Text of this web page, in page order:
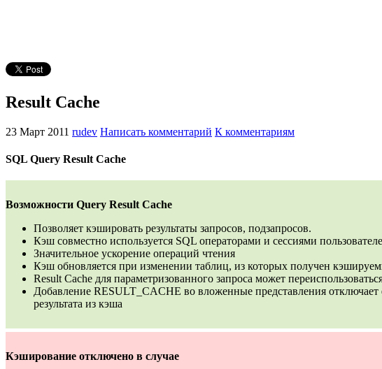
Result Cache
23 Март 2011 rudev Написать комментарий К комментариям
SQL Query Result Cache
Возможности Query Result Cache
Позволяет кэшировать результаты запросов, подзапросов.
Кэш совместно используется SQL операторами и сессиями
Значительное ускорение операций чтения
Кэш обновляется при изменении таблиц, из которых получен
Result Cache для параметризованного запроса может
Добавление RESULT_CACHE во вложенные представления
результата из кэша
Кэширование отключено в случае